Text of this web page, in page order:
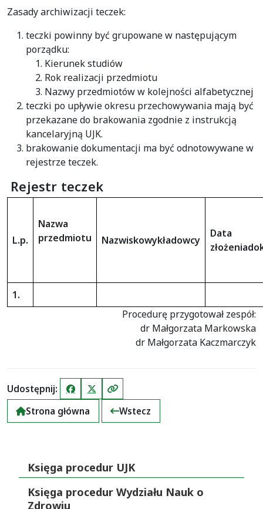
Zasady archiwizacji teczek:
teczki powinny być grupowane w następującym
porządku:
Kierunek studiów
Rok realizacji przedmiotu
Nazwy przedmiotów w kolejności alfabetycznej
teczki po upływie okresu przechowywania mają być
przekazane do brakowania zgodnie z instrukcją
kancelaryjną UJK.
brakowanie dokumentacji ma być odnotowywane w
rejestrze teczek.
Rejestr teczek
L.p.
Nazwa
przedmiotu
Nazwiskowykładowcy
Data
złożenia
1.
Procedurę przygotował zespół:
dr Małgorzata Markowska
dr Małgorzata Kaczmarczyk
Udostępnij: FacebookX (Twitter)Kopiuj link
Strona główna
Wstecz
Księga procedur UJK
Księga procedur Wydziału Nauk o
Zdrowiu